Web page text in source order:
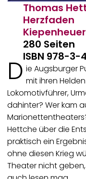
Thomas
Herzfaden
280 Seiten
ISBN 978-
D ie Augsburger
mit ihren
Lokomotivführer,
dahinter? Wer kam
Hettche über die
praktisch ein
ohne diesen Krieg
Theater nicht